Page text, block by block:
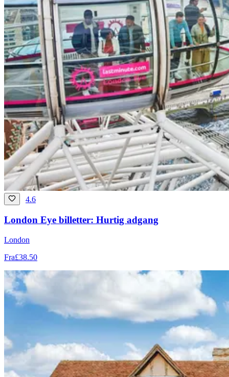
4.6
London Eye billetter: Hurtig adgang
London
Fra£38.50